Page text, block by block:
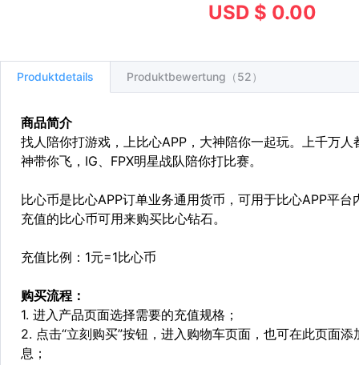
USD $ 0.00
Produktdetails Produktbewertung（52）
商品简介
找人陪你打游戏，上比心APP，大神陪你一起玩。上千万
神带你飞，IG、FPX明星战队陪你打比赛。
比心币是比心APP订单业务通用货币，可用于比心APP平
充值的比心币可用来购买比心钻石。
充值比例：1元=1比心币
购买流程：
1. 进入产品页面选择需要的充值规格；
2. 点击“立刻购买”按钮，进入购物车页面，也可在此页面
息；